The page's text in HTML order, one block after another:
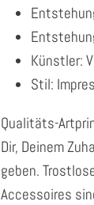
Künstler:
Stil:
Qualitäts-
Dir, Deinem
geben.
Accessoires